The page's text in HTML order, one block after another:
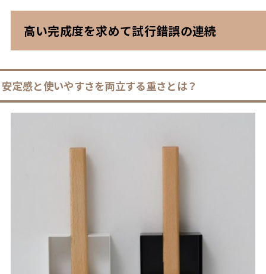
高い完成度を求めて試行錯誤の連続
安定感と使いやすさを両立する重さとは？